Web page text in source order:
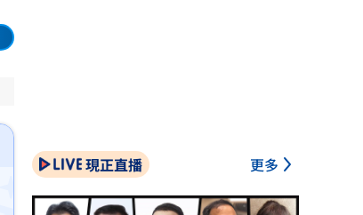
現正直播 更多